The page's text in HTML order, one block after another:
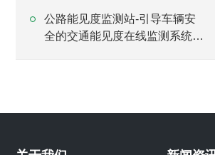
公路能见度监测站-引导车辆安
全的交通能见度在线监测系统